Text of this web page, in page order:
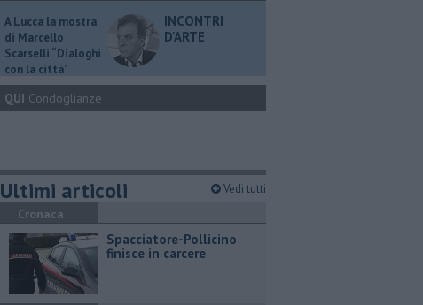
A Lucca la mostra
di Marcello
Scarselli “Dialoghi
con la città"
INCONTRI
D'ARTE
QUI Condoglianze
Ultimi articoli Vedi tutti
Cronaca
Spacciatore-Pollicino
finisce in carcere